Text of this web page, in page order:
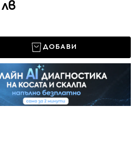
лв
ДОБАВИ